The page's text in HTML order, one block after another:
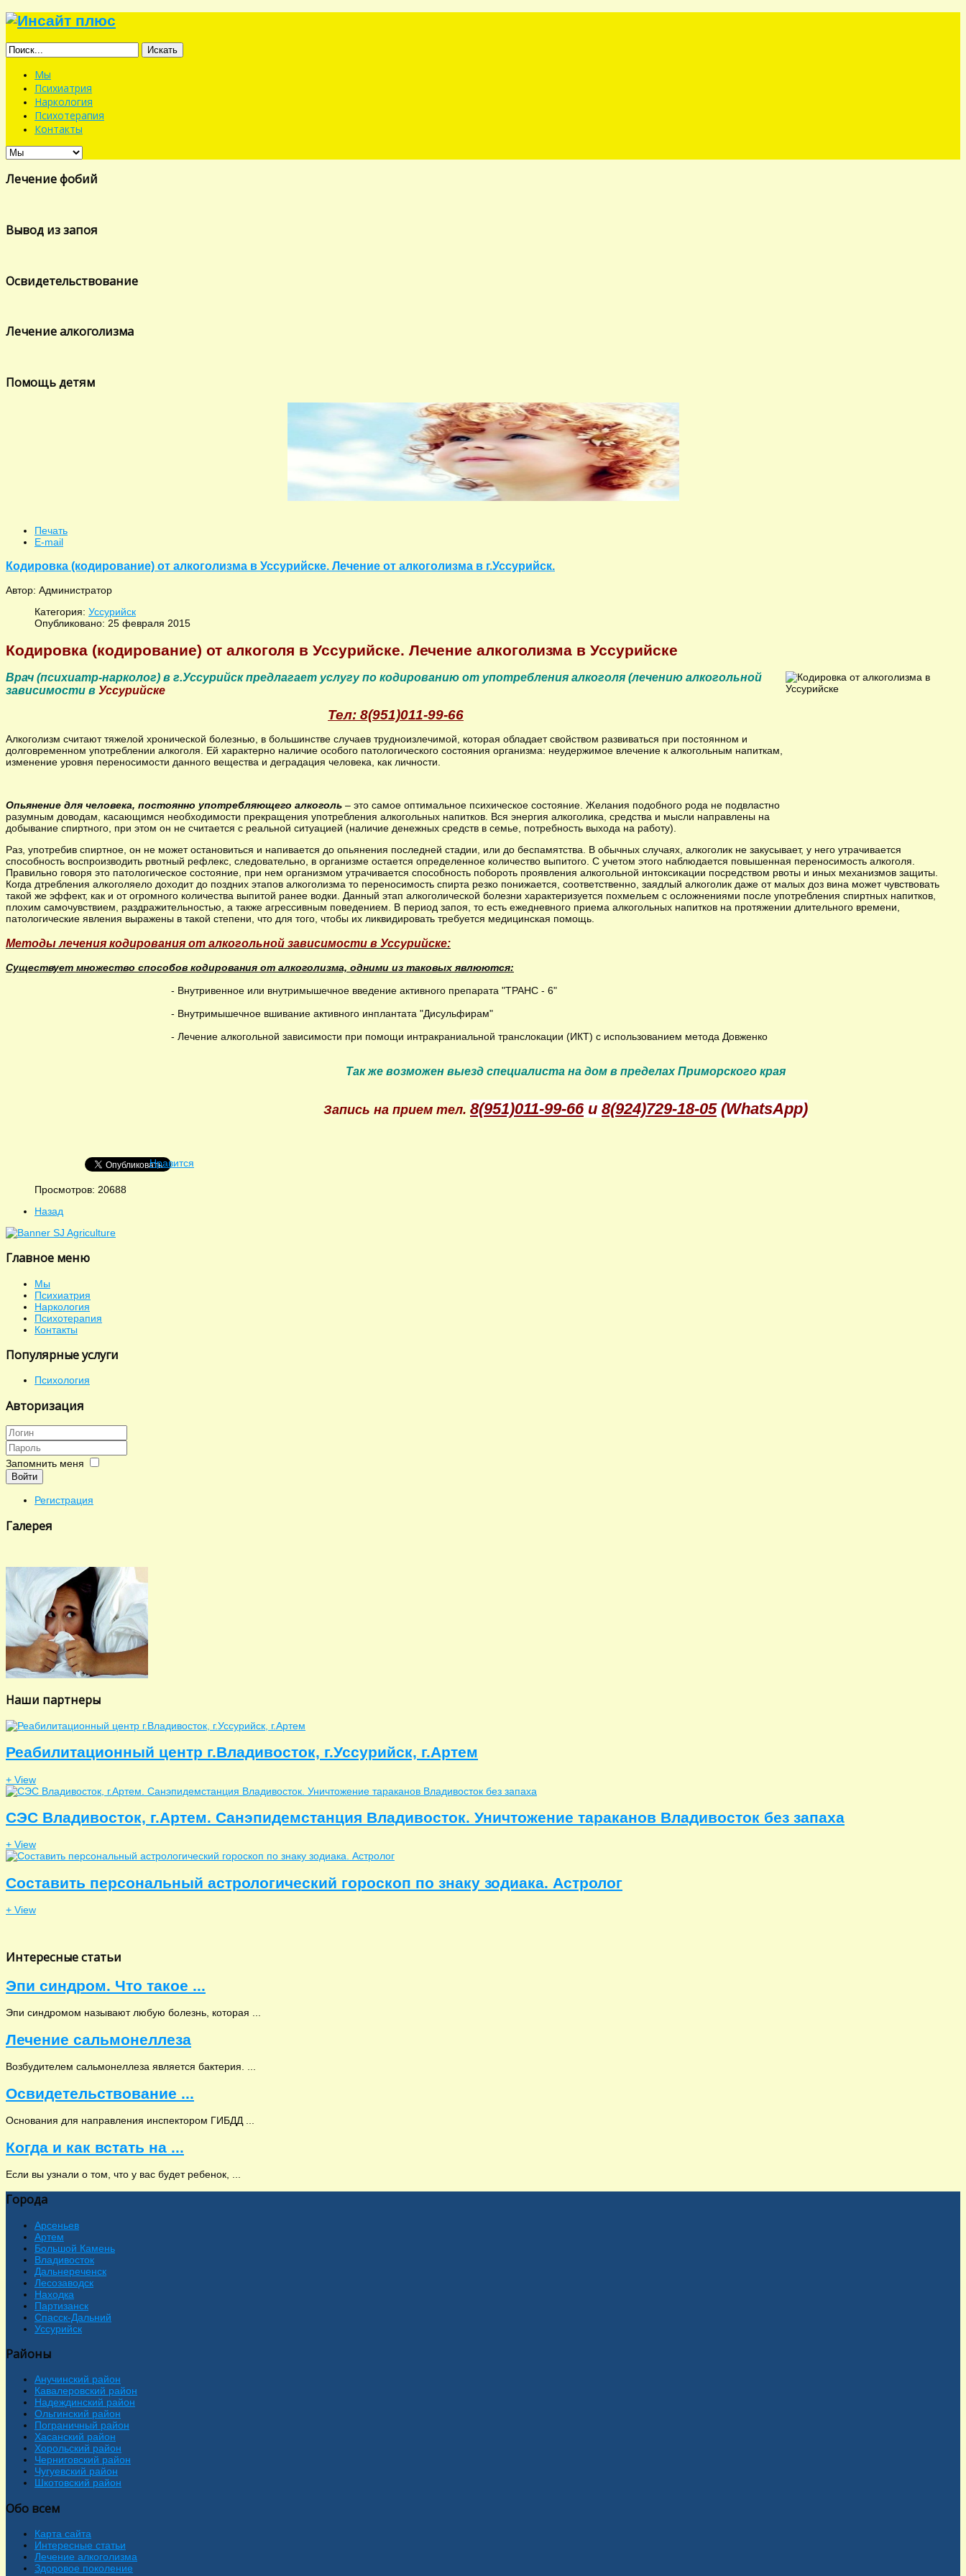
Искать
Мы
Психиатрия
Наркология
Психотерапия
Контакты
Лечение фобий
Вывод из запоя
Освидетельствование
Лечение алкоголизма
Помощь детям
Печать
E-mail
Кодировка (кодирование) от алкоголизма в Уссурийске. Лечение от алкоголизма в г.Уссурийск.
Автор: Администратор
Категория: Уссурийск
Опубликовано: 25 февраля 2015
Кодировка (кодирование) от алкоголя в Уссурийске. Лечение алкоголизма в Уссурийске
Врач (психиатр-нарколог) в г.Уссурийск предлагает услугу по кодированию от употребления алкоголя (лечению алкогольной
зависимости в Уссурийске
Тел: 8(951)011-99-66
Алкоголизм считают тяжелой хронической болезнью, в большинстве случаев трудноизлечимой, которая обладает свойством развиваться при постоянном и
долговременном употреблении алкоголя. Ей характерно наличие особого патологического состояния организма: неудержимое влечение к алкогольным напиткам,
изменение уровня переносимости данного вещества и деградация человека, как личности.
Опьянение для человека, постоянно употребляющего алкоголь – это самое оптимальное психическое состояние. Желания подобного рода не подвластно
разумным доводам, касающимся необходимости прекращения употребления алкогольных напитков. Вся энергия алкоголика, средства и мысли направлены на
добывание спиртного, при этом он не считается с реальной ситуацией (наличие денежных средств в семье, потребность выхода на работу).
Раз, употребив спиртное, он не может остановиться и напивается до опьянения последней стадии, или до беспамятства. В обычных случаях, алкоголик не закусывает, у него утрачивается
способность воспроизводить рвотный рефлекс, следовательно, в организме остается определенное количество выпитого. С учетом этого наблюдается повышенная переносимость алкоголя.
Правильно говоря это патологическое состояние, при нем организмом утрачивается способность побороть проявления алкогольной интоксикации посредством рвоты и иных механизмов защиты.
Когда дтребления алкоголяело доходит до поздних этапов алкоголизма то переносимость спирта резко понижается, соответственно, заядлый алкоголик даже от малых доз вина может чувствовать
такой же эффект, как и от огромного количества выпитой ранее водки. Данный этап алкоголической болезни характеризуется похмельем с осложнениями после употребления спиртных напитков,
плохим самочувствием, раздражительностью, а также агрессивным поведением. В период запоя, то есть ежедневного приема алкогольных напитков на протяжении длительного времени,
патологические явления выражены в такой степени, что для того, чтобы их ликвидировать требуется медицинская помощь.
Методы лечения кодирования от алкогольной зависимости в Уссурийске:
Существует множество способов кодирования от алкоголизма, одними из таковых явлюются:
- Внутривенное или внутримышечное введение активного препарата "ТРАНС - 6"
- Внутримышечное вшивание активного инплантата "Дисульфирам"
- Лечение алкогольной зависимости при помощи интракраниальной транслокации (ИКТ) с использованием метода Довженко
Так же возможен выезд специалиста на дом в пределах Приморского края
Запись на прием тел. 8(951)011-99-66и 8(924)729-18-05(WhatsApp)
Нравится
Просмотров: 20688
Назад
Главное меню
Мы
Психиатрия
Наркология
Психотерапия
Контакты
Популярные услуги
Психология
Авторизация
Запомнить меня
Войти
Регистрация
Галерея
Наши партнеры
Реабилитационный центр г.Владивосток, г.Уссурийск, г.Артем
+ View
СЭС Владивосток, г.Артем. Санэпидемстанция Владивосток. Уничтожение тараканов Владивосток без запаха
+ View
Составить персональный астрологический гороскоп по знаку зодиака. Астролог
+ View
Интересные статьи
Эпи синдром. Что такое ...
Эпи синдромом называют любую болезнь, которая ...
Лечение сальмонеллеза
Возбудителем сальмонеллеза является бактерия. ...
Освидетельствование ...
Основания для направления инспектором ГИБДД ...
Когда и как встать на ...
Если вы узнали о том, что у вас будет ребенок, ...
Города
Арсеньев
Артем
Большой Камень
Владивосток
Дальнереченск
Лесозаводск
Находка
Партизанск
Спасск-Дальний
Уссурийск
Районы
Анучинский район
Кавалеровский район
Надеждинский район
Ольгинский район
Пограничный район
Хасанский район
Хорольский район
Черниговский район
Чугуевский район
Шкотовский район
Обо всем
Карта сайта
Интересные статьи
Лечение алкоголизма
Здоровое поколение